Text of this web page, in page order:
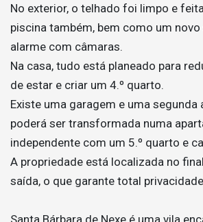
No exterior, o telhado foi limpo e
piscina também, bem como um
alarme com câmaras.
Na casa, tudo está planeado para
de estar e criar um 4.º quarto.
Existe uma garagem e uma segunda
poderá ser transformada numa
independente com um 5.º quarto e
A propriedade está localizada no
saída, o que garante total
Santa Bárbara de Nexe é uma vila